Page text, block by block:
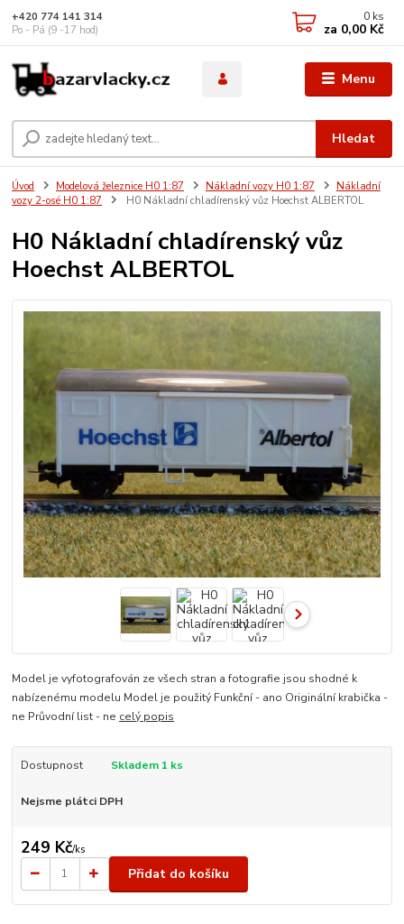
Menu
Hledat
+420 774 141 314
Po - Pá (9 -17 hod)
0 ks
za 0,00 Kč
Úvod Modelová železnice H0 1:87 Nákladní vozy H0 1:87
Nákladní
vozy 2-osé H0 1:87
H0 Nákladní chladírenský vůz Hoechst ALBERTOL
H0 Nákladní chladírenský vůz
Hoechst ALBERTOL
Model je vyfotografován ze všech stran a fotografie jsou shodné k
nabízenému modelu Model je použitý Funkční - ano Originální krabička -
ne Průvodní list - ne celý popis
Dostupnost Skladem 1 ks
Nejsme plátci DPH
249 Kč/ks
Přidat do košíku